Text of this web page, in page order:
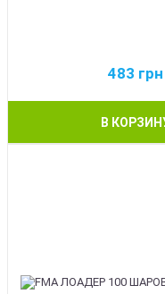
483 грн
В